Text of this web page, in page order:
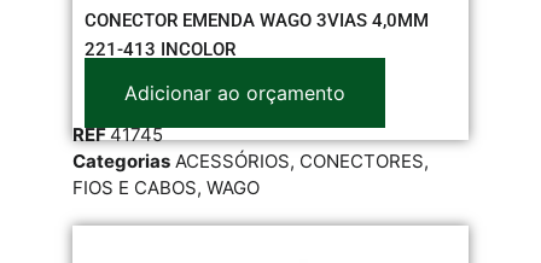
CONECTOR EMENDA WAGO 3VIAS 4,0MM
221-413 INCOLOR
Adicionar ao orçamento
REF41745
Categorias ACESSÓRIOS, CONECTORES,
FIOS E CABOS, WAGO